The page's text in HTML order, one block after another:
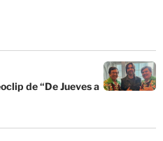
de “De Jueves a